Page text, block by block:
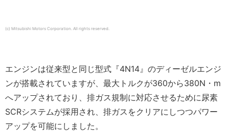
(c) Mitsubishi Motors Corporation. All rights reserved.
エンジンは従来型と同じ型式『4N14』のディーゼルエンジ
ンが搭載されていますが、最大トルクが360から380N・m
へアップされており、排ガス規制に対応させるために尿素
SCRシステムが採用され、排ガスをクリアにしつつパワー
アップを可能にしました。